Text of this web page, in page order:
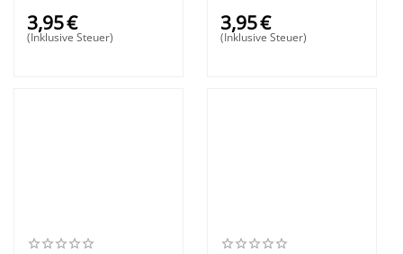
3,95€
(Inklusive Steuer)
3,95€
(Inklusive Steuer)